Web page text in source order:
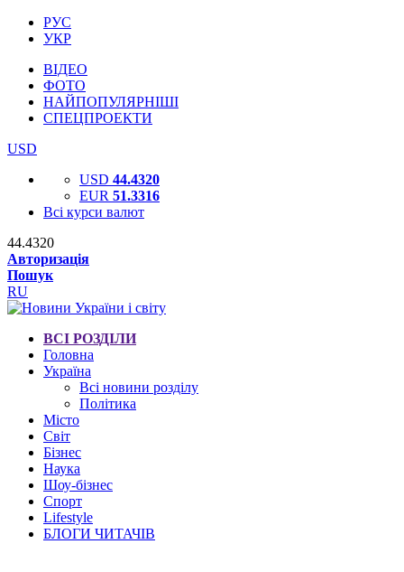
РУС
УКР
ВІДЕО
ФОТО
НАЙПОПУЛЯРНІШІ
СПЕЦПРОЕКТИ
USD
USD 44.4320
EUR 51.3316
Всі курси валют
44.4320
Авторизація
Пошук
RU
ВСІ РОЗДІЛИ
Головна
Україна
Всі новини розділу
Політика
Місто
Світ
Бізнес
Наука
Шоу-бізнес
Спорт
Lifestyle
БЛОГИ ЧИТАЧІВ